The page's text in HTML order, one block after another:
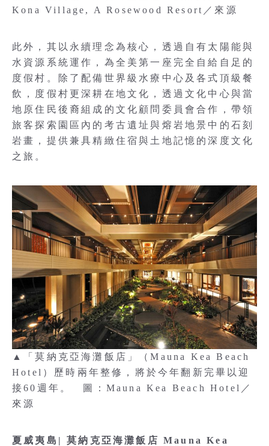
Kona Village, A Rosewood Resort／來源
此外，其以永續理念為核心，透過自有太陽能與
水資源系統運作，為全美第一座完全自給自足的
度假村。除了配備世界級水療中心及各式頂級餐
飲，度假村更深耕在地文化，透過文化中心與當
地原住民後裔組成的文化顧問委員會合作，帶領
旅客探索園區內的考古遺址與熔岩地景中的石刻
岩畫，提供兼具精緻住宿與土地記憶的深度文化
之旅。
▲「莫納克亞海灘飯店」（Mauna Kea Beach
Hotel）歷時兩年整修，將於今年翻新完畢以迎
接60週年。 圖：Mauna Kea Beach Hotel／
來源
夏威夷島| 莫納克亞海灘飯店 Mauna Kea